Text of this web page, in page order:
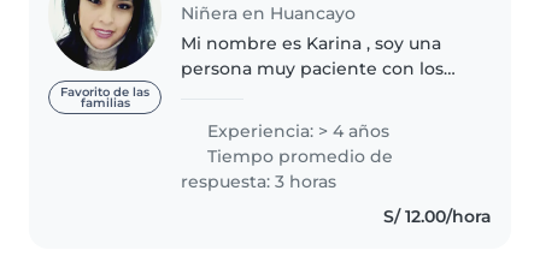
Favorito de las
familias
Niñera en Huancayo
Mi nombre es Karina , soy una
persona muy paciente con los
experiencia 4 años , trabaje fuera
en Italia y tengo las mejores
tácticas para poder trabajar..
Experiencia: > 4 años
Tiempo promedio de
respuesta: 3 horas
S/ 12.00/hora